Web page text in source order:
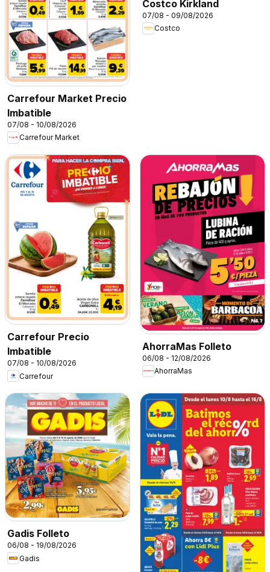
Carrefour Market Precio
Imbatible
07/08 - 10/08/2026
Carrefour Market
Costco Kirkland
07/08 - 09/08/2026
Costco
Carrefour Precio
Imbatible
07/08 - 10/08/2026
Carrefour
AhorraMas Folleto
06/08 - 12/08/2026
AhorraMas
Gadis Folleto
06/08 - 19/08/2026
Gadis